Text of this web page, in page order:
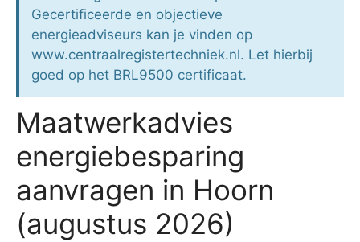
Gecertificeerde en objectieve
energieadviseurs kan je vinden op
www.centraalregistertechniek.nl. Let hierbij
goed op het BRL9500 certificaat.
Maatwerkadvies
energiebesparing
aanvragen in Hoorn
(augustus 2026)